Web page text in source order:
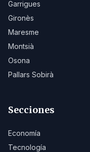
Garrigues
Gironès
Maresme
Montsià
Osona
Pallars Sobirà
Secciones
Economía
Tecnología